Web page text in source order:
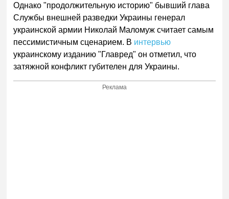
Однако "продолжительную историю" бывший глава
Службы внешней разведки Украины генерал
украинской армии Николай Маломуж считает самым
пессимистичным сценарием. В интервью
украинскому изданию "Главред" он отметил, что
затяжной конфликт губителен для Украины.
Реклама